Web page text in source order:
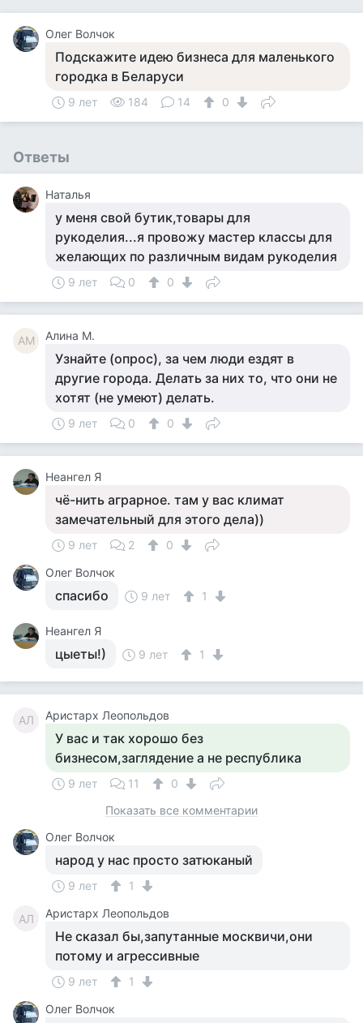
Олег Волчок
Подскажите идею бизнеса для маленького
городка в Беларуси
9 лет 184 14 0
Ответы
Наталья
у меня свой бутик,товары для
рукоделия...я провожу мастер классы для
желающих по различным видам рукоделия
9 лет 0 0
АМ Алина М.
Узнайте (опрос), за чем люди ездят в
другие города. Делать за них то, что они не
хотят (не умеют) делать.
9 лет 0 0
Неангел Я
чё-нить аграрное. там у вас климат
замечательный для этого дела))
9 лет 2
0
Олег Волчок
спасибо 9 лет 1
Неангел Я
цыеты!) 9 лет 1
АЛ Аристарх Леопольдов
У вас и так хорошо без
бизнесом,заглядение а не республика
9 лет 11
0
Показать все комментарии
Олег Волчок
народ у нас просто затюканый
9 лет 1
АЛ Аристарх Леопольдов
Не сказал бы,запутанные москвичи,они
потому и агрессивные
9 лет
1
Олег Волчок